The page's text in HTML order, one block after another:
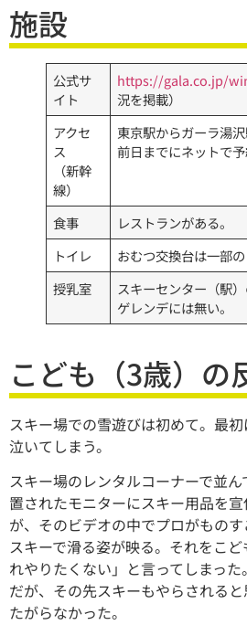
施設
公式サ
イト
https://gala.co.jp/
況を掲載）
アクセ
ス
（新幹
線）
東京駅からガーラ湯沢
前日までにネットで予
食事
レストランがある。
トイレ
おむつ交換台は一部の
授乳室
スキーセンター（駅）
ゲレンデには無い。
こども（3歳）の
スキー場での雪遊びは初めて。最
泣いてしまう。
スキー場のレンタルコーナーで並
置されたモニターにスキー用品を
が、そのビデオの中でプロがもの
スキーで滑る姿が映る。それをこ
れやりたくない」と言ってしまっ
だが、その先スキーもやらされる
たがらなかった。